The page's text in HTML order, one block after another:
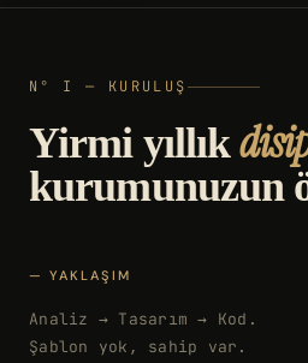
N° I — KURULUŞ
Yirmi yıllık
kurumunuzun
— YAKLAŞIM
Analiz → Tasarım → Kod.
Şablon yok, sahip var.